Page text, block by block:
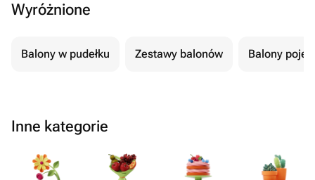
Wyróżnione
Balony w pudełku Zestawy balonów Balony
Inne kategorie